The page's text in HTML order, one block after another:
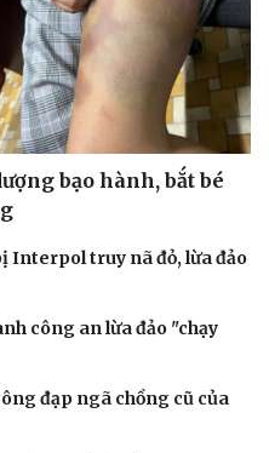
Giải trí
Nghệ sĩ
Thời trang
Sao Việt
bạo hành, bắt bé
Interpol truy nã đỏ, lừa đảo
công an lừa đảo "chạy
đạp ngã chồng cũ của